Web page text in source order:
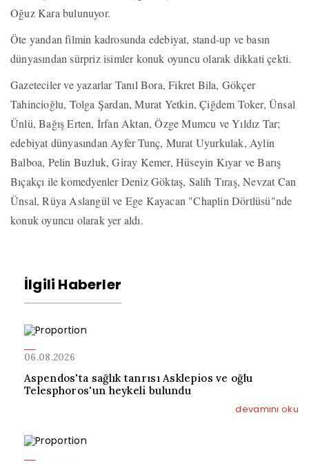
Oğuz Kara bulunuyor.
Öte yandan filmin kadrosunda edebiyat, stand-up ve basın
dünyasından sürpriz isimler konuk oyuncu olarak dikkati çekti.
Gazeteciler ve yazarlar Tanıl Bora, Fikret Bila, Gökçer
Tahincioğlu, Tolga Şardan, Murat Yetkin, Çiğdem Toker, Ünsal
Ünlü, Bağış Erten, İrfan Aktan, Özge Mumcu ve Yıldız Tar;
edebiyat dünyasından Ayfer Tunç, Murat Uyurkulak, Aylin
Balboa, Pelin Buzluk, Giray Kemer, Hüseyin Kıyar ve Barış
Bıçakçı ile komedyenler Deniz Göktaş, Salih Tıraş, Nevzat Can
Ünsal, Rüya Aslangül ve Ege Kayacan "Chaplin Dörtlüsü"nde
konuk oyuncu olarak yer aldı.
İlgili Haberler
06.08.2026
Aspendos'ta sağlık tanrısı Asklepios ve oğlu
Telesphoros'un heykeli bulundu
devamını oku